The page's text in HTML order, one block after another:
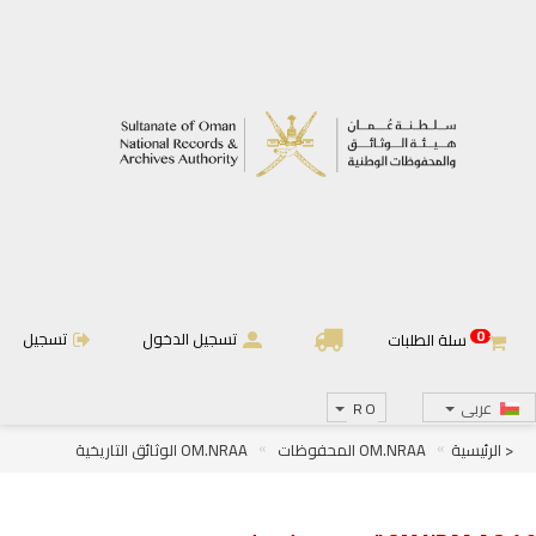
0 سلة الطلبات تسجيل الدخول تسجيل
عربى RO
< الرئيسية OM.NRAA المحفوظات
OM.NRAA الوثائق التاريخية